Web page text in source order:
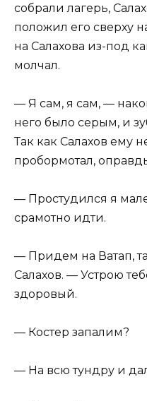
собрали лагерь,
положил его сверху
на Салахова из-под
молчал.
— Я сам, я сам, —
него было серым, и
Так как Салахов ему
пробормотал,
— Простудился я
срамотно идти.
— Придем на Ватап,
Салахов. — Устрою
здоровый.
— Костер запалим?
— На всю тундру и